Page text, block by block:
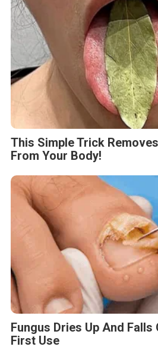
This Simple Trick
From Your Body!
Fungus Dries Up And
First Use